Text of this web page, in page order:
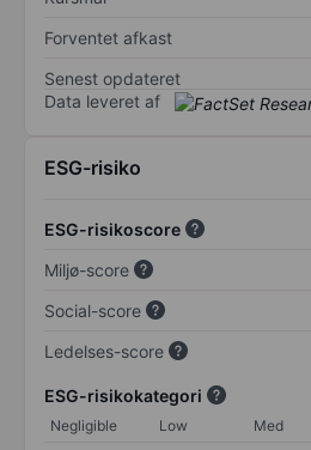
Forventet afkast
Senest opdateret
Data leveret af
ESG-risiko
ESG-risikoscore
Miljø-score
Social-score
Ledelses-score
ESG-risikokategori
Negligible Low Med